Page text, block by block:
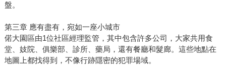
盤。
第三章 應有盡有，宛如一座小城市
偌大園區由1位社區經理監管，其中包含許多公司，大家共用食
堂、妓院、俱樂部、診所、藥局，還有餐廳和髮廊。這些地點在
地圖上都找得到，不像行跡隱密的犯罪場域。